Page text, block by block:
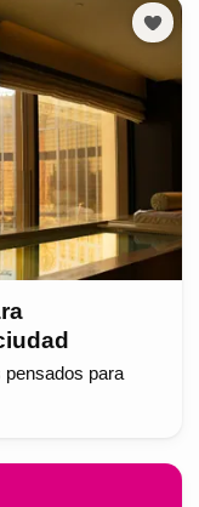
para